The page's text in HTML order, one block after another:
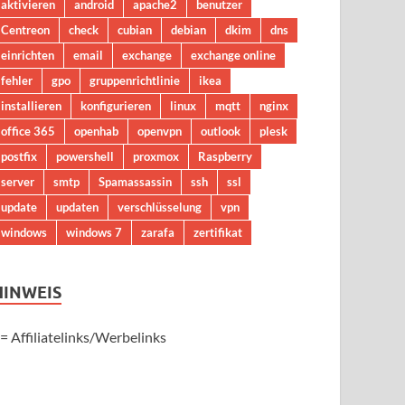
aktivieren android apache2
benutzer
Centreon
check cubian debian dkim
dns
einrichten
email exchange
exchange online
fehler
gpo gruppenrichtlinie
ikea
installieren
konfigurieren linux mqtt
nginx
office 365
openhab openvpn outlook
plesk
postfix
powershell proxmox
Raspberry
server
smtp Spamassassin ssh
ssl
update
updaten verschlüsselung
vpn
windows
windows 7 zarafa zertifikat
Affiliatelinks/Werbelinks